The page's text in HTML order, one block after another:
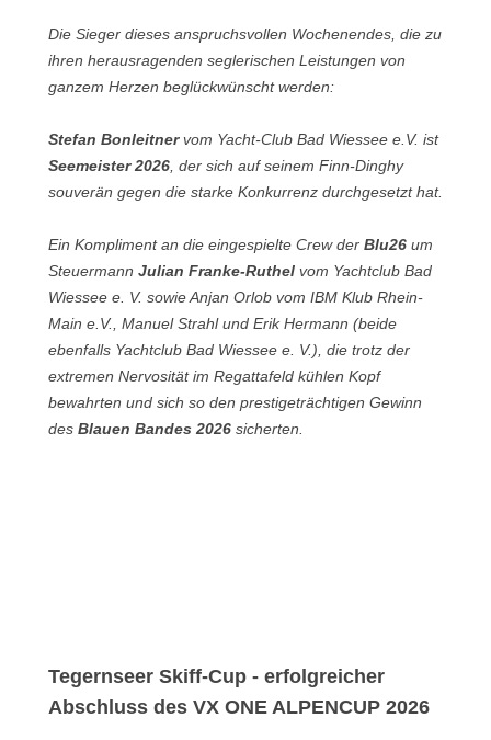
Die Sieger dieses anspruchsvollen Wochenendes, die zu
ihren herausragenden seglerischen Leistungen von
ganzem Herzen beglückwünscht werden:
Stefan Bonleitnervom Yacht-Club Bad Wiessee e.V. ist
Seemeister 2026 , der sich auf seinem Finn-Dinghy
souverän gegen die starke Konkurrenz durchgesetzt hat.
Ein Kompliment an die eingespielte Crew der Blu26 um
Steuermann Julian Franke-Ruthel vom Yachtclub Bad
Wiessee e. V. sowie Anjan Orlob vom IBM Klub Rhein-
Main e.V., Manuel Strahl und Erik Hermann (beide
ebenfalls Yachtclub Bad Wiessee e. V.), die trotz der
extremen Nervosität im Regattafeld kühlen Kopf
bewahrten und sich so den prestigeträchtigen Gewinn
des Blauen Bandes 2026 sicherten.
Tegernseer Skiff-Cup - erfolgreicher
Abschluss des VX ONE ALPENCUP 2026